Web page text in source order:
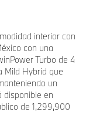
interior con
con una
Turbo de 4
Mild Hybrid que
un
disponible en
de 1,299,900